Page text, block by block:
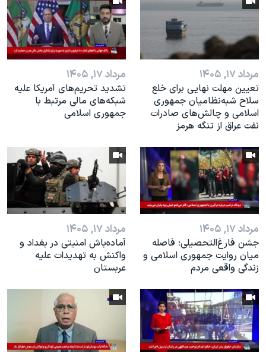
نرگس محمدی برنده جایزه نوبل صلح
همایش محافظه‌کاران آمریکا «سی‌پک»
سفر پرزیدنت ترامپ به چین
مرداد ۱۷, ۱۴۰۵
تعیین مهلت نهایی برای خلع
سلاح شبه‌نظامیان جمهوری
اسلامی و چالش‌های صادرات
نفت عراق از تنگه هرمز
مرداد ۱۷, ۱۴۰۵
تشدید تحریم‌های آمریکا علیه
شبکه‌های مالی مرتبط با
جمهوری اسلامی
مرداد ۱۷, ۱۴۰۵
جشن فارغ‌التحصیلی؛ فاصله
میان روایت جمهوری اسلامی و
زندگی واقعی مردم
مرداد ۱۷, ۱۴۰۵
آماده‌باش امنیتی در بغداد و
واکنش به تهدیدات علیه
عربستان